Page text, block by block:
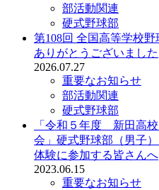
部活動関連
硬式野球部
第108回 全国高等学校
ありがとうございました
2026.07.27
重要なお知らせ
部活動関連
硬式野球部
「令和５年度 新田高
会」硬式野球部（男子
体験に参加する皆さんへ
2023.06.15
重要なお知らせ